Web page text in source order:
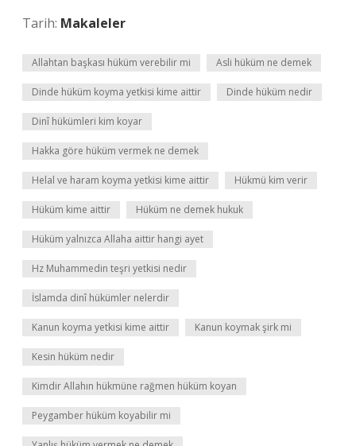
Tarih: Makaleler
Allahtan başkası hüküm verebilir mi Asli hüküm ne demek
Dinde hüküm koyma yetkisi kime aittir Dinde hüküm nedir
Dinî hükümleri kim koyar
Hakka göre hüküm vermek ne demek
Helal ve haram koyma yetkisi kime aittir Hükmü kim verir
Hüküm kime aittir Hüküm ne demek hukuk
Hüküm yalnızca Allaha aittir hangi ayet
Hz Muhammedin teşri yetkisi nedir
İslamda dinî hükümler nelerdir
Kanun koyma yetkisi kime aittir Kanun koymak şirk mi
Kesin hüküm nedir
Kimdir Allahın hükmüne rağmen hüküm koyan
Peygamber hüküm koyabilir mi